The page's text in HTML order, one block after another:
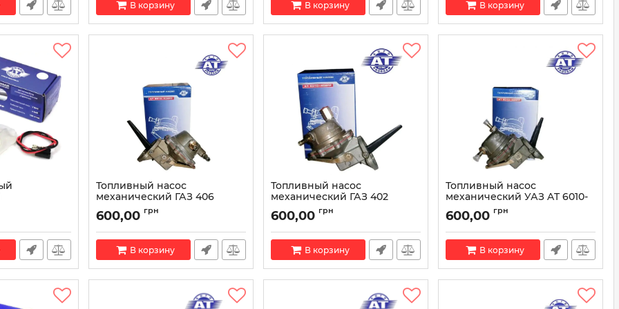
В корзину В корзину В корзину
ВАЗ,
300FP
Топливный насос
механический ГАЗ 406
двигатель AT 6010-406FP
Артикул: AT 6010-406FP
600,00 грн
В корзину
Топливный насос
механический ГАЗ 402
двигатель AT 6010-402FP
Артикул: AT 6010-402FP
600,00 грн
В корзину
Топливный насос
механический УАЗ AT 6010-
Артикул: AT 6010-400FP
600,00 грн
В корзину